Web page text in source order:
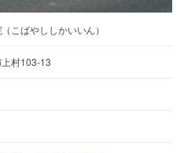
こばやししかいいん）
村103-13